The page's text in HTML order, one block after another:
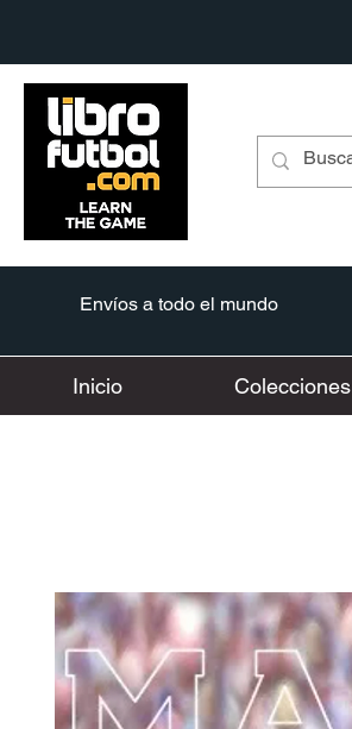
Envíos a todo el mundo
Inicio Colecciones